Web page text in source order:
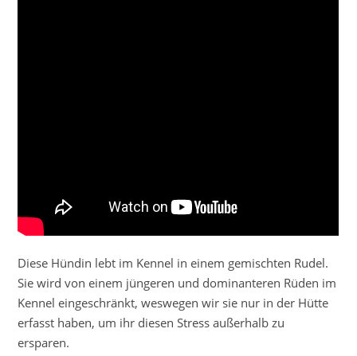
Diese Hündin lebt im Kennel in einem gemischten Rudel.
Sie wird von einem jüngeren und dominanteren Rüden im
Kennel eingeschränkt, weswegen wir sie nur in der Hütte
erfasst haben, um ihr diesen Stress außerhalb zu
ersparen.